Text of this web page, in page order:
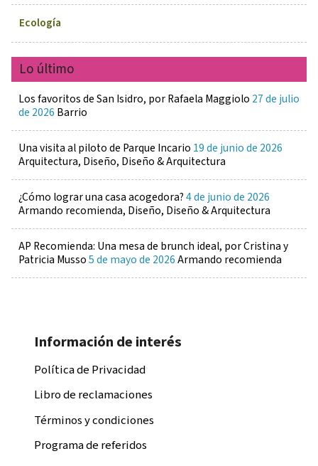
Ecología
Lo último
Los favoritos de San Isidro, por Rafaela Maggiolo 27 de julio
de 2026 Barrio
Una visita al piloto de Parque Incario 19 de junio de 2026
Arquitectura, Diseño, Diseño & Arquitectura
¿Cómo lograr una casa acogedora?4 de junio de 2026
Armando recomienda, Diseño, Diseño & Arquitectura
AP Recomienda: Una mesa de brunch ideal, por Cristina y
Patricia Musso5 de mayo de 2026Armando recomienda
Información de interés
Política de Privacidad
Libro de reclamaciones
Términos y condiciones
Programa de referidos